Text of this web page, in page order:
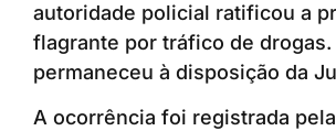
autoridade policial ratificou a
flagrante por tráfico de drogas.
permaneceu à disposição da
A ocorrência foi registrada